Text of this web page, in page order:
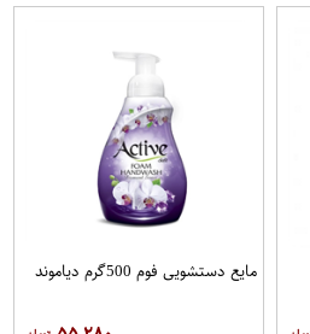
مایع دستشویی فوم 500گرم دیاموند